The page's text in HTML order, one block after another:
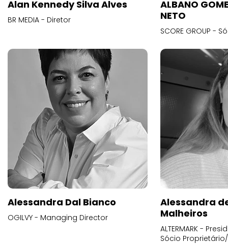
Alan Kennedy Silva Alves
BR MEDIA - Diretor
ALBANO
NETO
SCORE GROUP -
Alessandra Dal Bianco
OGILVY - Managing Director
Alessandra
Malheiros
ALTERMARK -
Sócio